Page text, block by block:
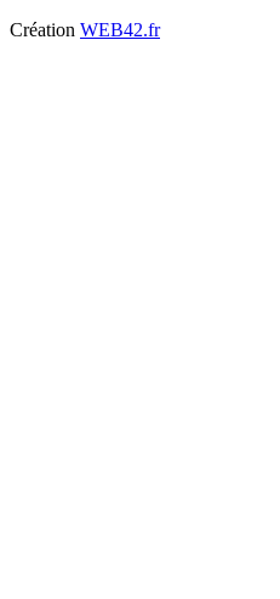
Création WEB42.fr